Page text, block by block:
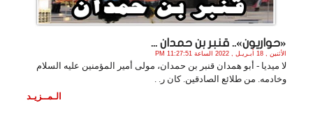
«حواريون».. قنبر بن حمدان ...
الأثنين , 18 أبـريـل , 2022 الساعة 11:27:51 PM
لا ميديا - أبو همدان قنبر بن حمدان، مولى أمير المؤمنين عليه السلام
وخادمه. من طلائع الصادقين. كان ر. .
الـمــزيـد